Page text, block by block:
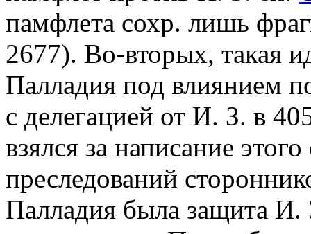
памфлета сохр. лишь
2677). Во-вторых, такая
Палладия под влиянием
с делегацией от И. З. в
взялся за написание
преследований
Палладия была защита И.